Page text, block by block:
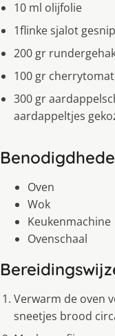
10 ml olĳfolie
1flinke sjalot
200 gr
100 gr
300 gr
aardappeltjes
Oven
Wok
Keukenmachine
Ovenschaal
Verwarm de oven
sneetjes brood